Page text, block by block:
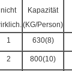
nicht
Kapazität
(KG/Person)
1 630(8)
2 800(10)